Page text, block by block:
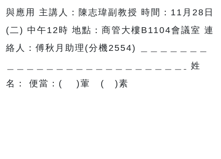
與應用 主講人：陳志瑋副教授 時間：11月28日
(二) 中午12時 地點：商管大樓B1104會議室 連
絡人：傅秋月助理(分機2554) ＿＿＿＿＿＿＿
＿＿＿＿＿＿＿＿＿＿＿＿＿＿＿＿＿＿ˍ 姓
名： 便當：( )葷 ( )素